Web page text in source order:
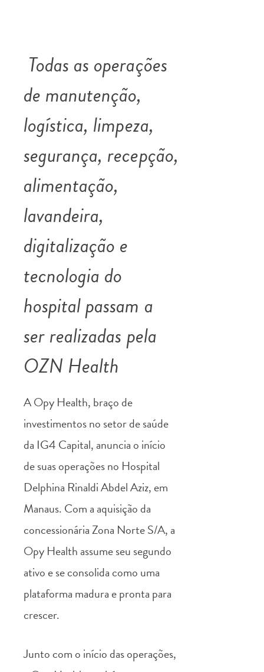
Todas as operações
de manutenção,
logística, limpeza,
segurança, recepção,
alimentação,
lavandeira,
digitalização e
tecnologia do
hospital passam a
ser realizadas pela
OZN Health
A Opy Health, braço de
investimentos no setor de saúde
da IG4 Capital, anuncia o início
de suas operações no Hospital
Delphina Rinaldi Abdel Aziz, em
Manaus. Com a aquisição da
concessionária Zona Norte S/A, a
Opy Health assume seu segundo
ativo e se consolida como uma
plataforma madura e pronta para
crescer.
Junto com o início das operações,